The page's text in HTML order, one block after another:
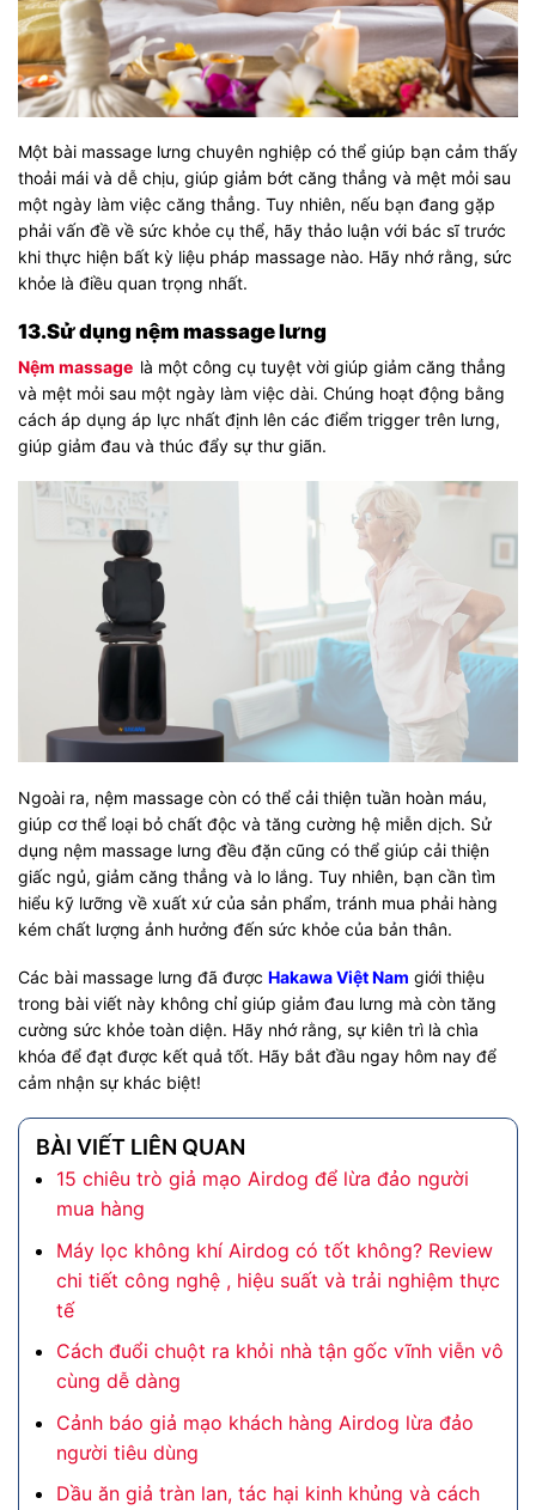
Một bài massage lưng chuyên nghiệp có thể giúp bạn cảm thấy
thoải mái và dễ chịu, giúp giảm bớt căng thẳng và mệt mỏi sau
một ngày làm việc căng thẳng. Tuy nhiên, nếu bạn đang gặp
phải vấn đề về sức khỏe cụ thể, hãy thảo luận với bác sĩ trước
khi thực hiện bất kỳ liệu pháp massage nào. Hãy nhớ rằng, sức
khỏe là điều quan trọng nhất.
13.Sử dụng nệm massage lưng
Nệm massage là một công cụ tuyệt vời giúp giảm căng thẳng
và mệt mỏi sau một ngày làm việc dài. Chúng hoạt động bằng
cách áp dụng áp lực nhất định lên các điểm trigger trên lưng,
giúp giảm đau và thúc đẩy sự thư giãn.
Ngoài ra, nệm massage còn có thể cải thiện tuần hoàn máu,
giúp cơ thể loại bỏ chất độc và tăng cường hệ miễn dịch. Sử
dụng nệm massage lưng đều đặn cũng có thể giúp cải thiện
giấc ngủ, giảm căng thẳng và lo lắng. Tuy nhiên, bạn cần tìm
hiểu kỹ lưỡng về xuất xứ của sản phẩm, tránh mua phải hàng
kém chất lượng ảnh hưởng đến sức khỏe của bản thân.
Các bài massage lưng đã được Hakawa Việt Nam giới thiệu
trong bài viết này không chỉ giúp giảm đau lưng mà còn tăng
cường sức khỏe toàn diện. Hãy nhớ rằng, sự kiên trì là chìa
khóa để đạt được kết quả tốt. Hãy bắt đầu ngay hôm nay để
cảm nhận sự khác biệt!
BÀI VIẾT LIÊN QUAN
15 chiêu trò giả mạo Airdog để lừa đảo người
mua hàng
Máy lọc không khí Airdog có tốt không? Review
chi tiết công nghệ , hiệu suất và trải nghiệm thực
tế
Cách đuổi chuột ra khỏi nhà tận gốc vĩnh viễn vô
cùng dễ dàng
Cảnh báo giả mạo khách hàng Airdog lừa đảo
người tiêu dùng
Dầu ăn giả tràn lan, tác hại kinh khủng và cách